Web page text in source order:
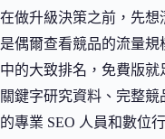
在做升級決策之前，先想
是偶爾查看競品的流量
中的大致排名，免費版
關鍵字研究資料、完整
的專業 SEO 人員和數位